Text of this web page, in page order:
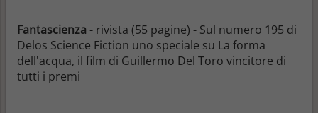
Fantascienza - rivista (55 pagine) - Sul numero 195 di
Delos Science Fiction uno speciale su La forma
dell'acqua, il film di Guillermo Del Toro vincitore di
tutti i premi